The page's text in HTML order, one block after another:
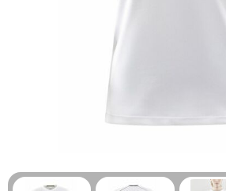
Outdoor & Vrije tijd
Pennen & Schrijfwaren
Tassen & Reizen
Gezondheid & Welzijn